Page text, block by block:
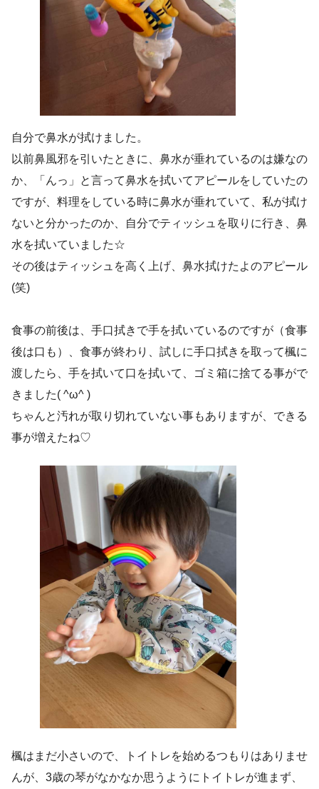
自分で鼻水が拭けました。
以前鼻風邪を引いたときに、鼻水が垂れているのは嫌なの
か、「んっ」と言って鼻水を拭いてアピールをしていたの
ですが、料理をしている時に鼻水が垂れていて、私が拭け
ないと分かったのか、自分でティッシュを取りに行き、鼻
水を拭いていました☆
その後はティッシュを高く上げ、鼻水拭けたよのアピール
(笑)
食事の前後は、手口拭きで手を拭いているのですが（食事
後は口も）、食事が終わり、試しに手口拭きを取って楓に
渡したら、手を拭いて口を拭いて、ゴミ箱に捨てる事がで
きました( ^ω^ )
ちゃんと汚れが取り切れていない事もありますが、できる
事が増えたね♡
楓はまだ小さいので、トイトレを始めるつもりはありませ
んが、3歳の琴がなかなか思うようにトイトレが進まず、